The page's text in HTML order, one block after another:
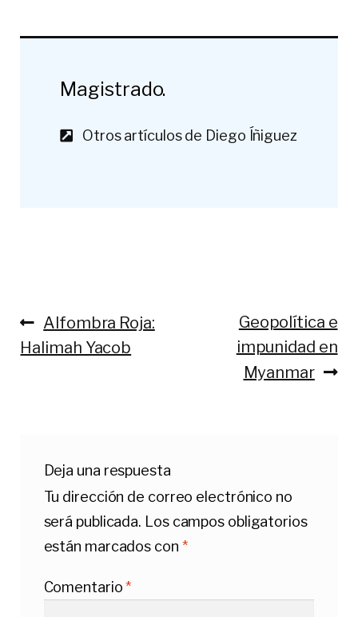
Magistrado.
Otros artículos de Diego Íñiguez
Navegación
de
Anterior:
Alfombra Roja:
Halimah Yacob
Siguiente:
Geopolítica e
impunidad en
Myanmar
Deja una respuesta
Tu dirección de correo electrónico no
será publicada. Los campos obligatorios
están marcados con *
Comentario*